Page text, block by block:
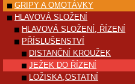
GRIPY A OMOTÁVKY
HLAVOVÁ SLOŽENÍ
HLAVOVÁ SLOŽENÍ, ŘÍZENÍ
PŘÍSLUŠENSTVÍ
DISTANČNÍ KROUŽEK
JEŽEK DO ŘÍZENÍ
LOŽISKA,OSTATNÍ